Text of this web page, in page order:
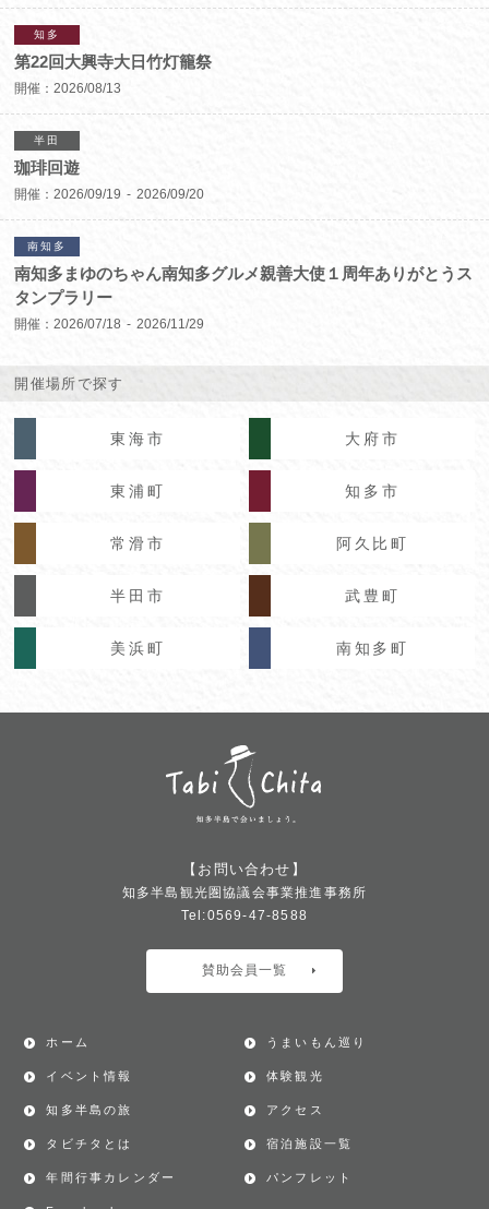
知多
第22回大興寺大日竹灯籠祭
開催：2026/08/13
半田
珈琲回遊
開催：2026/09/19 2026/09/20
南知多
南知多まゆのちゃん南知多グルメ親善大使１周年ありがとうス
タンプラリー
開催：2026/07/18 2026/11/29
開催場所で探す
東海市 大府市
東浦町 知多市
常滑市 阿久比町
半田市 武豊町
美浜町 南知多町
【お問い合わせ】
知多半島観光圏協議会事業推進事務所
Tel:0569-47-8588
賛助会員一覧
ホーム うまいもん巡り
イベント情報 体験観光
知多半島の旅 アクセス
タビチタとは 宿泊施設一覧
年間行事カレンダー パンフレット